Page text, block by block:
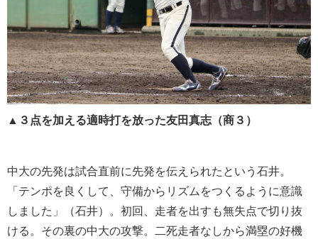
▲３点を加える適時打を放った友田真志（商３）
中大の先発は試合直前に先発を伝えられたという石井。
「テンポを良くして、守備からリズムをつくるように意識
しました」（石井）。初回、走者を出すも無失点で切り抜
ける。その裏の中大の攻撃。二死走者なしから満塁の好機